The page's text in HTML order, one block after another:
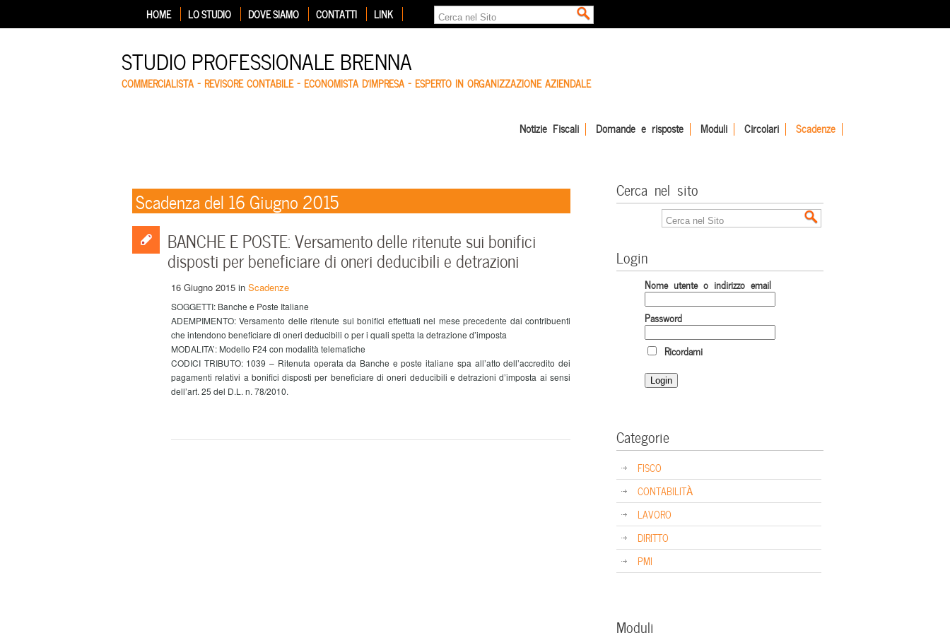
HOME LO STUDIO DOVE SIAMO CONTATTI LINK
STUDIO PROFESSIONALE BRENNA
COMMERCIALISTA – REVISORE CONTABILE – ECONOMISTA D'IMPRESA – ESPERTO IN ORGANIZZAZIONE AZIENDALE
Notizie Fiscali Domande e risposte Moduli Circolari Scadenze
Scadenza del 16 Giugno 2015
BANCHE E POSTE: Versamento delle ritenute sui bonifici
disposti per beneficiare di oneri deducibili e detrazioni
16 Giugno 2015 in Scadenze
SOGGETTI: Banche e Poste Italiane
ADEMPIMENTO: Versamento delle ritenute sui bonifici effettuati nel mese precedente dai contribuenti
che intendono beneficiare di oneri deducibili o per i quali spetta la detrazione d’imposta
MODALITA’: Modello F24 con modalità telematiche
CODICI TRIBUTO: 1039 – Ritenuta operata da Banche e poste italiane spa all’atto dell’accredito dei
pagamenti relativi a bonifici disposti per beneficiare di oneri deducibili e detrazioni d’imposta ai sensi
dell’art. 25 del D.L. n. 78/2010.
Cerca nel sito
Login
Nome utente o indirizzo email
Password
Ricordami
Categorie
FISCO
CONTABILITÀ
LAVORO
DIRITTO
PMI
Moduli